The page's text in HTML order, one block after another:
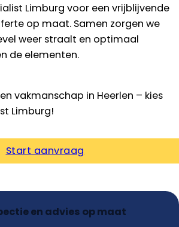
Limburg voor een vrijblijvende
op maat. Samen zorgen we
weer straalt en optimaal
de elementen.
vakmanschap in Heerlen – kies
Limburg!
Start aanvraag
en advies op maat